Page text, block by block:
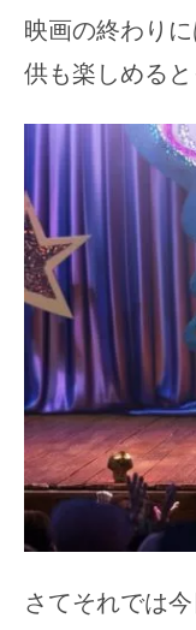
映画の終わり
供も楽しめる
さてそれでは